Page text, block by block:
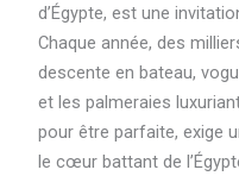
d’Égypte, est une
Chaque année, des
descente en bateau,
et les palmeraies
pour être parfaite, exige
le cœur battant de